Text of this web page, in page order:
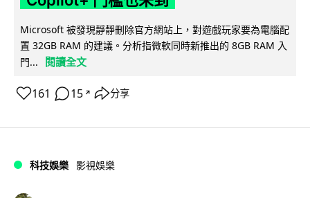
Microsoft 被發現靜靜刪除官方網站上，對遊戲玩家要為電腦配
置 32GB RAM 的建議。分析指微軟同時新推出的 8GB RAM 入
門...
閱讀全文
161 15 ↗ 分享
科技娛樂 影視娛樂